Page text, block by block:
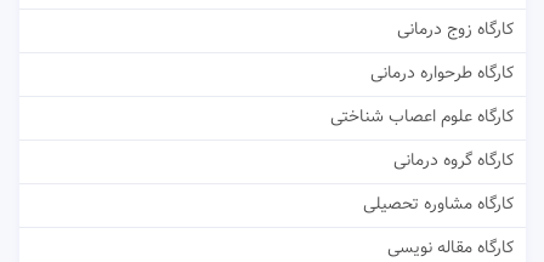
کارگاه زوج درمانی
کارگاه طرحواره درمانی
کارگاه علوم اعصاب شناختی
کارگاه گروه درمانی
کارگاه مشاوره تحصیلی
کارگاه مقاله نویسی